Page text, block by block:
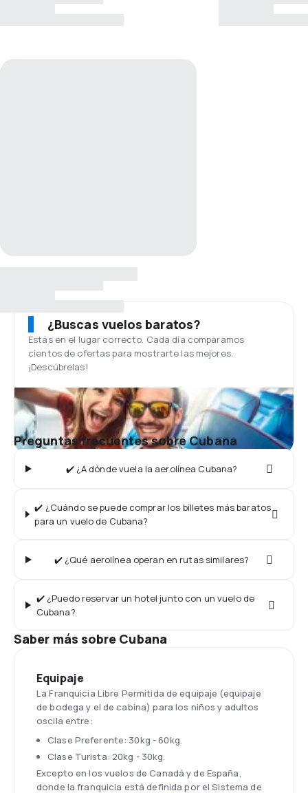
¿Buscas vuelos baratos?
Estás en el lugar correcto. Cada día comparamos
cientos de ofertas para mostrarte las mejores.
¡Descúbrelas!
Preguntas frecuentes sobre Cubana
✔️ ¿A dónde vuela la aerolínea Cubana?
✔️ ¿Cuándo se puede comprar los billetes más baratos
para un vuelo de Cubana?
✔️ ¿Qué aerolínea operan en rutas similares?
✔️ ¿Puedo reservar un hotel junto con un vuelo de
Cubana?
Saber más sobre Cubana
Equipaje
La Franquicia Libre Permitida de equipaje (equipaje
de bodega y el de cabina) para los niños y adultos
oscila entre:
Clase Preferente: 30kg - 60kg.
Clase Turista: 20kg - 30kg.
Excepto en los vuelos de Canadá y de España,
donde la franquicia está definida por el Sistema de